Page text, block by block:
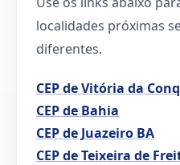
localidades próximas
diferentes.
CEP de Vitória da
CEP de Bahia
CEP de Juazeiro BA
CEP de Teixeira de